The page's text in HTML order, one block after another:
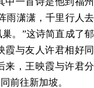
雨潇潇，千里行人去
。”这诗简直成了郁
霞与友人许君相好同
来，王映霞与许君分
前往新加坡。